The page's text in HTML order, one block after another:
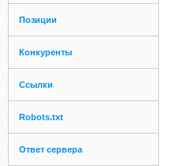
Позиции
Конкуренты
Ссылки
Robots.txt
Ответ сервера